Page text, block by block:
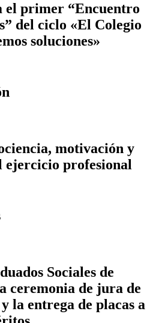
el primer “Encuentro
del ciclo «El Colegio
soluciones»
motivación y
ejercicio profesional
Sociales de
ceremonia de jura de
la entrega de placas a